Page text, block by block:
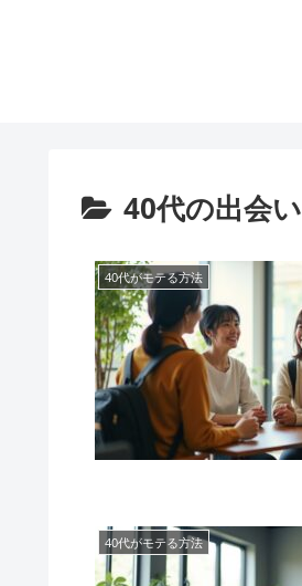
40代の出会い
40代がモテる方法
40代がモテる方法